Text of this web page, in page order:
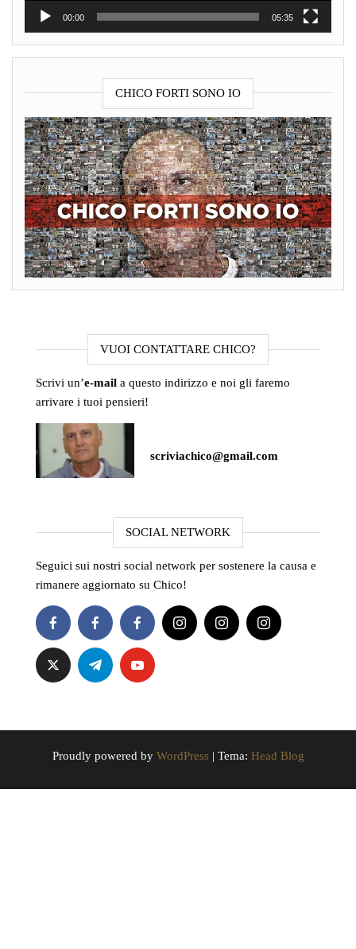
00:00 05:35
CHICO FORTI SONO IO
VUOI CONTATTARE CHICO?
Scrivi un’e-mail a questo indirizzo e noi gli faremo
arrivare i tuoi pensieri!
scriviachico@gmail.com
SOCIAL NETWORK
Seguici sui nostri social network per sostenere la causa e
rimanere aggiornato su Chico!
Proudly powered by WordPress | Tema: Head Blog